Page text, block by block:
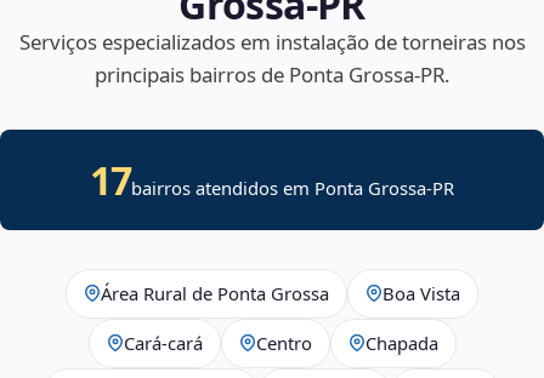
Serviços especializados em instalação de torneiras nos
principais bairros de Ponta Grossa‑PR.
17bairros atendidos em Ponta Grossa-PR
Área Rural de Ponta Grossa Boa Vista
Cará-cará Centro Chapada